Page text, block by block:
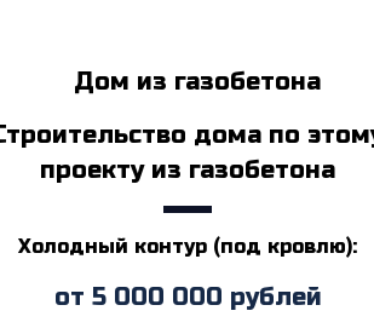
дома по
проекту из газобетона
Холодный контур (под кровлю):
от 5 000 000 рублей